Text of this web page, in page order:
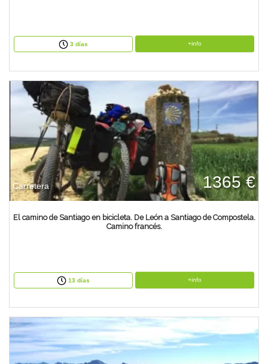
3 días +info
Carretera 1365 €
El camino de Santiago en bicicleta. De León a Santiago de Compostela.
Camino francés.
13 días +info